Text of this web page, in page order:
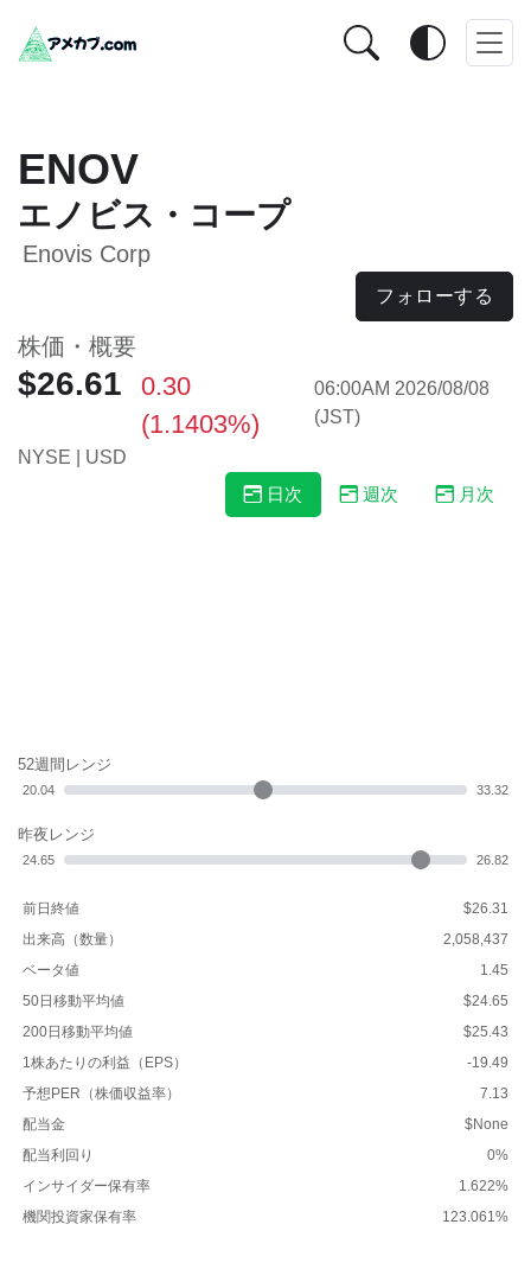
ENOV
エノビス・コープ
Enovis Corp
フォローする
株価・概要
$26.61
0.30
(1.1403%)
06:00AM 2026/08/08
(JST)
NYSE | USD
日次
週次 月次
52週間レンジ
20.04 33.32
昨夜レンジ
24.65 26.82
前日終値
$26.31
出来高（数量）
2,058,437
ベータ値
1.45
50日移動平均値
$24.65
200日移動平均値
$25.43
1株あたりの利益（EPS）
-19.49
予想PER（株価収益率）
7.13
配当金
$None
配当利回り
0%
インサイダー保有率
1.622%
機関投資家保有率
123.061%